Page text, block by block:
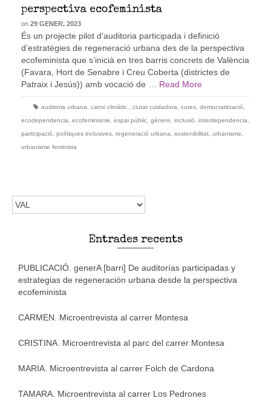
perspectiva ecofeminista
on 29 GENER, 2023
És un projecte pilot d’auditoria participada i definició
d’estratègies de regeneració urbana des de la perspectiva
ecofeminista que s’inicià en tres barris concrets de València
(Favara, Hort de Senabre i Creu Coberta (districtes de
Patraix i Jesús)) amb vocació de … Read More
auditoria urbana canvi climàtic. ciutat cuidadora cures democratització
ecodependencia
ecofeminisme espai públic gènere inclusió interdependencia
participació
polítiques inclusives regeneració urbana sostenibilitat urbanisme
urbanisme feminista
Trieu
l'idioma
Entrades recents
PUBLICACIÓ. generA [barri] De auditorías participadas y
estrategias de regeneración urbana desde la perspectiva
ecofeminista
CARMEN. Microentrevista al carrer Montesa
CRISTINA. Microentrevista al parc del carrer Montesa
MARIA. Microentrevista al carrer Folch de Cardona
TAMARA. Microentrevista al carrer Los Pedrones